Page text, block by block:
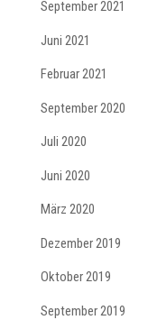
September 2021
Juni 2021
Februar 2021
September 2020
Juli 2020
Juni 2020
März 2020
Dezember 2019
Oktober 2019
September 2019